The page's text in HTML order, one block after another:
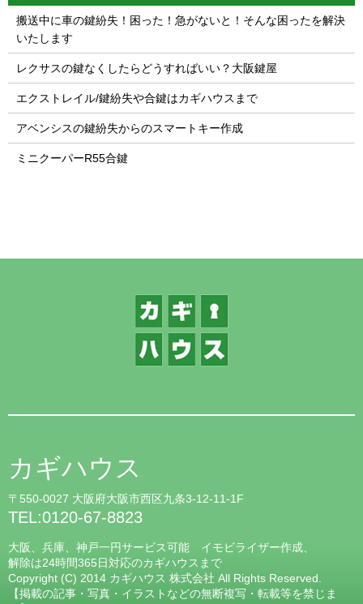
搬送中に車の鍵紛失！困った！急がないと！そんな困ったを解決
いたします
レクサスの鍵なくしたらどうすればいい？大阪鍵屋
エクストレイル/鍵紛失や合鍵はカギハウスまで
アベンシスの鍵紛失からのスマートキー作成
ミニクーパーR55合鍵
カギハウス
〒550-0027 大阪府大阪市西区九条3-12-11-1F
TEL:0120-67-8823
大阪、兵庫、神戸一円サービス可能 イモビライザー作成、
解除は24時間365日対応のカギハウスまで
Copyright (C) 2014 カギハウス 株式会社 All Rights Reserved.
【掲載の記事・写真・イラストなどの無断複写・転載等を禁じま